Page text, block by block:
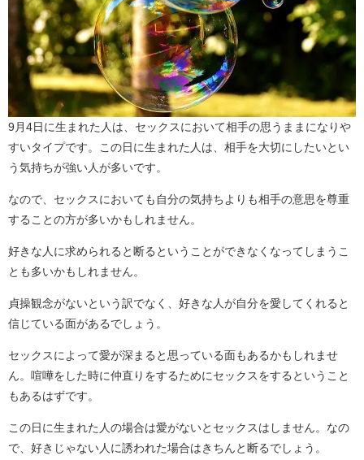
9月4日に生まれた人は、セックスにおいて相手の思うままになりや
すいタイプです。この日に生まれた人は、相手を大切にしたいとい
う気持ちが強い人が多いです。
なので、セックスにおいても自分の気持ちよりも相手の意思を尊重
することの方が多いかもしれません。
好きな人に求められると断るということができなくなってしまうこ
とも多いかもしれません。
貞操観念がないという訳でなく、好きな人が自分を愛してくれると
信じている面があるでしょう。
セックスによって愛が深まると思っている面もあるかもしれませ
ん。喧嘩をした時に仲直りをするためにセックスをするということ
もあるはずです。
この日に生まれた人の場合は愛がないとセックスはしません。なの
で、好きじゃない人に誘われた場合はきちんと断るでしょう。